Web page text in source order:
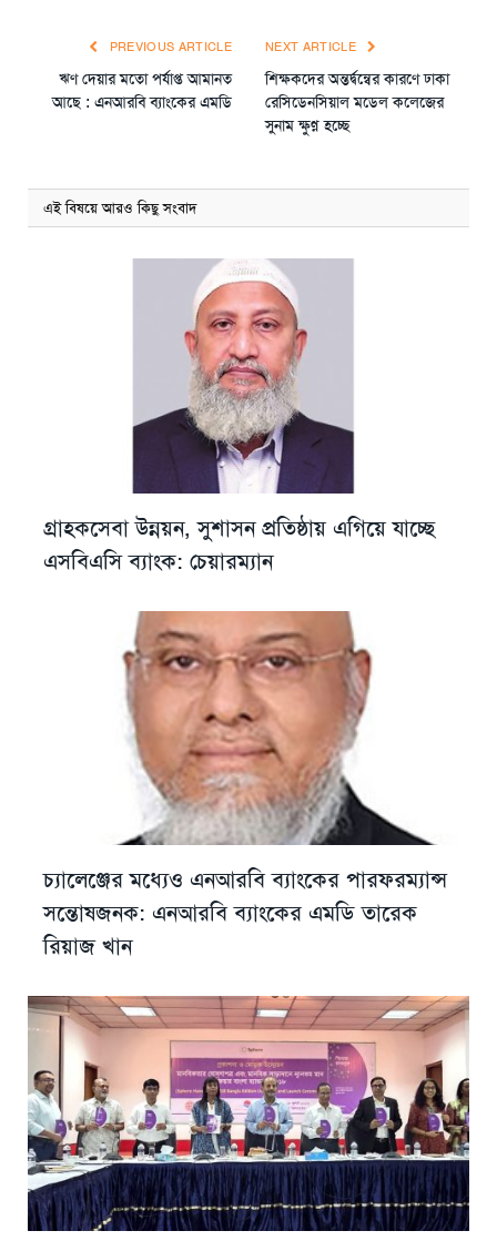
PREVIOUS ARTICLE
ঋণ দেয়ার মতো পর্যাপ্ত আমানত
আছে : এনআরবি ব্যাংকের এমডি
NEXT ARTICLE
শিক্ষকদের অন্তর্দ্বন্বের কারণে ঢাকা
রেসিডেনসিয়াল মডেল কলেজের
সুনাম ক্ষুণ্ন হচ্ছে
এই বিষয়ে আরও কিছু সংবাদ
গ্রাহকসেবা উন্নয়ন, সুশাসন প্রতিষ্ঠায় এগিয়ে যাচ্ছে
এসবিএসি ব্যাংক: চেয়ারম্যান
চ্যালেঞ্জের মধ্যেও এনআরবি ব্যাংকের পারফরম্যান্স
সন্তোষজনক: এনআরবি ব্যাংকের এমডি তারেক
রিয়াজ খান